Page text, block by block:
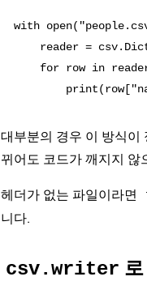
with
reader =
for row in
대부분의 경우 이 방식이
뀌어도 코드가 깨지지 않
헤더가 없는 파일이라면
니다.
csv.writer